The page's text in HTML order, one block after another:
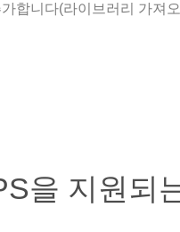
합니다(라이브러리 가져
을 지원되